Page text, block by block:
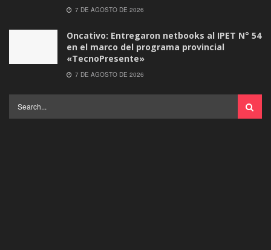
7 DE AGOSTO DE 2026
Oncativo: Entregaron netbooks al IPET N° 54
en el marco del programa provincial
«TecnoPresente»
7 DE AGOSTO DE 2026